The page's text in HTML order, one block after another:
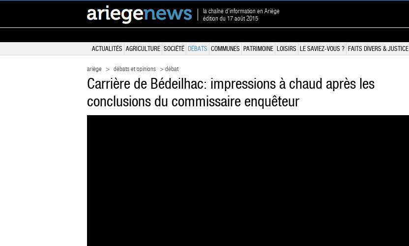
la chaîne d'information en Ariège
édition du 17 août 2015
ACTUALITÉS AGRICULTURE SOCIÉTÉ DÉBATS COMMUNES PATRIMOINE LOISIRS LE SAVIEZ-VOUS ? FAITS DIVERS & JUSTICE
ariège > débats et opinions > débat
Carrière de Bédeilhac: impressions à chaud après les
conclusions du commissaire enquêteur